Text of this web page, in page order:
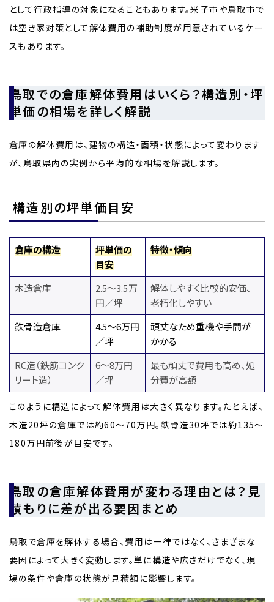
として行政指導の対象になることもあります。米子市や鳥取市で
は空き家対策として解体費用の補助制度が用意されているケー
スもあります。
鳥取での倉庫解体費用はいくら？構造別・坪
単価の相場を詳しく解説
倉庫の解体費用は、建物の構造・面積・状態によって変わります
が、鳥取県内の実例から平均的な相場を解説します。
構造別の坪単価目安
倉庫の構造
坪単価の
目安
特徴・傾向
木造倉庫
2.5～3.5万
円／坪
解体しやすく比較的安価、
老朽化しやすい
鉄骨造倉庫
4.5～6万円
／坪
頑丈なため重機や手間が
かかる
RC造（鉄筋コンク
リート造）
6～8万円
／坪
最も頑丈で費用も高め、処
分費が高額
このように構造によって解体費用は大きく異なります。たとえば、
木造20坪の倉庫では約60〜70万円。鉄骨造30坪では約135〜
180万円前後が目安です。
鳥取の倉庫解体費用が変わる理由とは？見
積もりに差が出る要因まとめ
鳥取で倉庫を解体する場合、費用は一律ではなく、さまざまな
要因によって大きく変動します。単に構造や広さだけでなく、現
場の条件や倉庫の状態が見積額に影響します。